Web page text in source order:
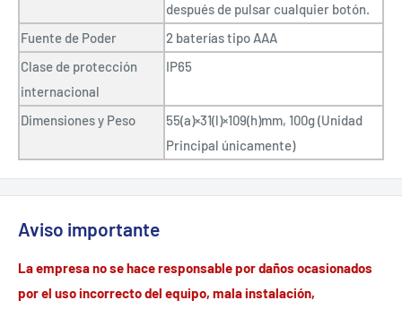
después de pulsar cualquier botón.
Fuente de Poder
2 baterías tipo AAA
Clase de protección
internacional
IP65
Dimensiones y Peso
55(a)×31(l)×109(h)mm, 100g (Unidad
Principal únicamente)
Aviso importante
La empresa no se hace responsable por daños ocasionados
por el uso incorrecto del equipo, mala instalación,